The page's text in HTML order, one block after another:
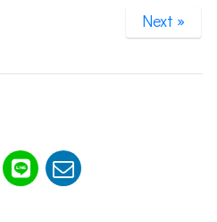
Next »